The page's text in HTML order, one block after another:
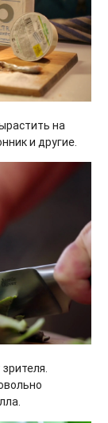
на
и другие.